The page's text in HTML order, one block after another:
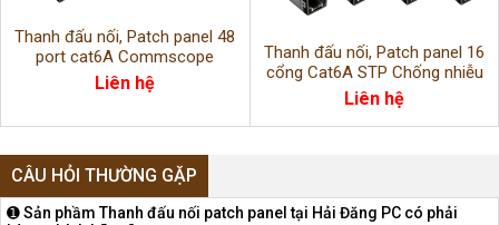
Thanh đấu nối, Patch panel 48
port cat6A Commscope
760162818 | UNP-6A-DM-2U
Liên hệ
Thanh đấu nối, Patch panel 16
cổng Cat6A STP Chống nhiễu
Commscope
Liên hệ
CÂU HỎI THƯỜNG GẶP
➊ Sản phầm Thanh đấu nối patch panel tại Hải Đăng PC có phải